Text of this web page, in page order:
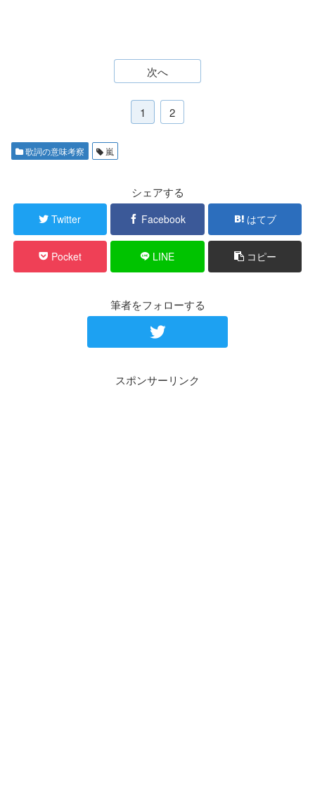
次へ
1 2
歌詞の意味考察 嵐
シェアする
Twitter Facebook はてブ
Pocket LINE コピー
筆者をフォローする
スポンサーリンク